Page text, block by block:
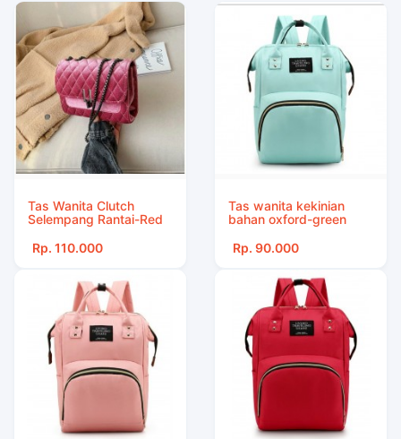
Tas Wanita Clutch
Selempang Rantai-Red
Rp. 110.000
Tas wanita kekinian
bahan oxford-green
Rp. 90.000